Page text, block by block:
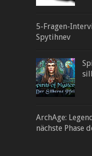
5-Fragen-
Spytihnev
ArchAge:
nächste Phase